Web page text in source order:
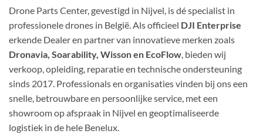
Drone Parts Center, gevestigd in Nijvel, is dé specialist in
professionele drones in België. Als officieel DJI Enterprise
erkende Dealer en partner van innovatieve merken zoals
Dronavia, Soarability, Wisson en EcoFlow, bieden wij
verkoop, opleiding, reparatie en technische ondersteuning
sinds 2017. Professionals en organisaties vinden bij ons een
snelle, betrouwbare en persoonlijke service, met een
showroom op afspraak in Nijvel en geoptimaliseerde
logistiek in de hele Benelux.